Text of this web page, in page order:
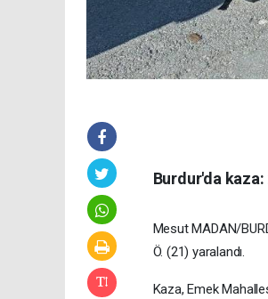
Burdur'da kaza:
Mesut MADAN/
Ö. (21) yaralandı.
Kaza, Emek